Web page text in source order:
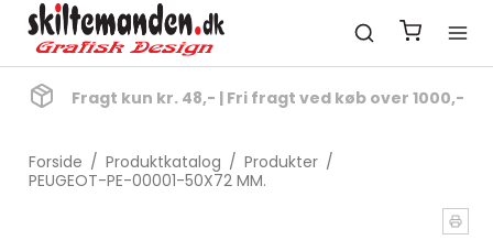
Fragt kun kr. 48,- | Fri fragt ved køb over 1000,-
Forside / Produktkatalog / Produkter /
PEUGEOT-PE-00001-50X72 MM.